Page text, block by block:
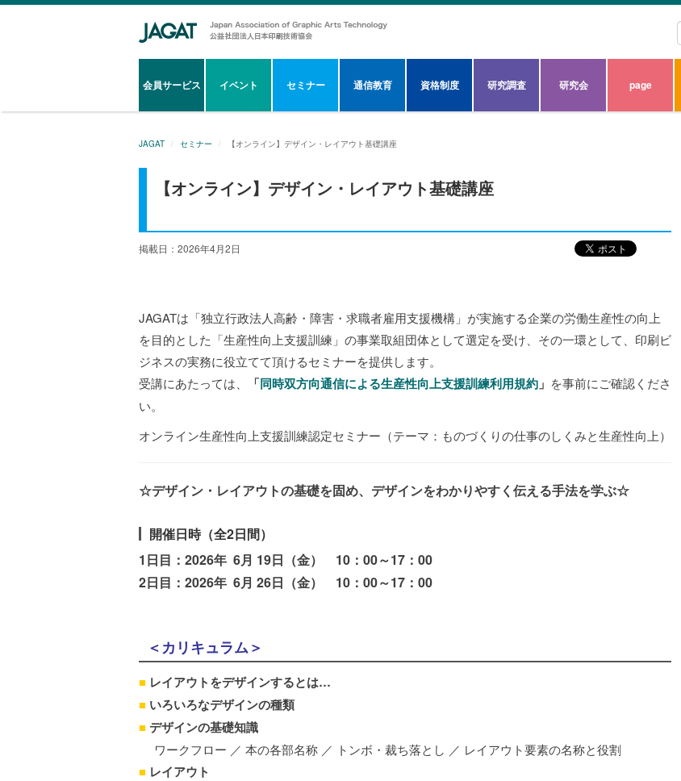
会員サービス イベント セミナー 通信教育 資格制度 研究調査 研究会 page
JAGAT セミナー 【オンライン】デザイン・レイアウト基礎講座
【オンライン】デザイン・レイアウト基礎講座
掲載日：2026年4月2日
JAGATは「独立行政法人高齢・障害・求職者雇用支援機構」が実施する企業の労働生産性の向上
を目的とした「生産性向上支援訓練」の事業取組団体として選定を受け、その一環として、印刷ビ
ジネスの実務に役立てて頂けるセミナーを提供します。
受講にあたっては、
「同時双方向通信による生産性向上支援訓練利用規約 」 を事前にご確認くださ
い。
オンライン生産性向上支援訓練認定セミナー（テーマ：ものづくりの仕事のしくみと生産性向上）
☆デザイン・レイアウトの基礎を固め、デザインをわかりやすく伝える手法を学ぶ☆
開催日時（全2日間）
1日目：2026年 6月 19日（金） 10：00～17：00
2日目：2026年 6月 26日（金） 10：00～17：00
＜カリキュラム＞
■ レイアウトをデザインするとは…
■ いろいろなデザインの種類
■デザインの基礎知識
ワークフロー ／ 本の各部名称 ／ トンボ・裁ち落とし ／ レイアウト要素の名称と役割
■ レイアウト